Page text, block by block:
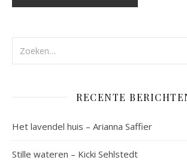
RECENTE
Het lavendel huis – Arianna Saffier
Stille wateren – Kicki Sehlstedt